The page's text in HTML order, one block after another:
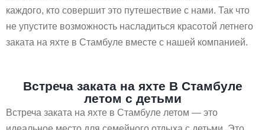
каждого, кто совершит это путешествие с нами. Так что
не упустите возможность насладиться красотой летнего
заката на яхте в Стамбуле вместе с нашей компанией.
Встреча заката на яхте В Стамбуле
летом с детьми
Встреча заката на яхте в Стамбуле летом — это